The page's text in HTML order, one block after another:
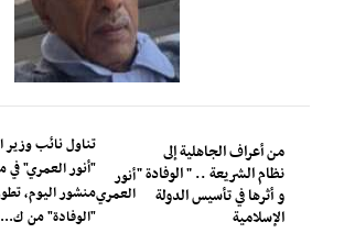
من أعراف الجاهلية إلى
نظام الشريعة .. " الوفادة "
و أثرها في تأسيس الدولة
الإسلامية
أنور
العمري
تناول نائب وزير
"أنور العمري" في
منشور اليوم،
"الوفادة" من ك...